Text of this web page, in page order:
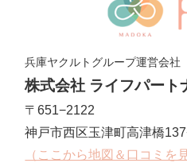
兵庫ヤクルトグループ運営会社
株式会社 ライフパート
〒651−2122
神戸市西区玉津町高津橋
（ここから地図＆口コミを